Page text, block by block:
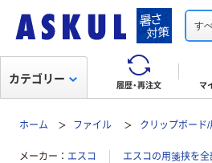
す
履歴・再注文 マ
カテゴリー
ホーム ファイル クリップボード/
メーカー エスコ エスコの用箋挟を全